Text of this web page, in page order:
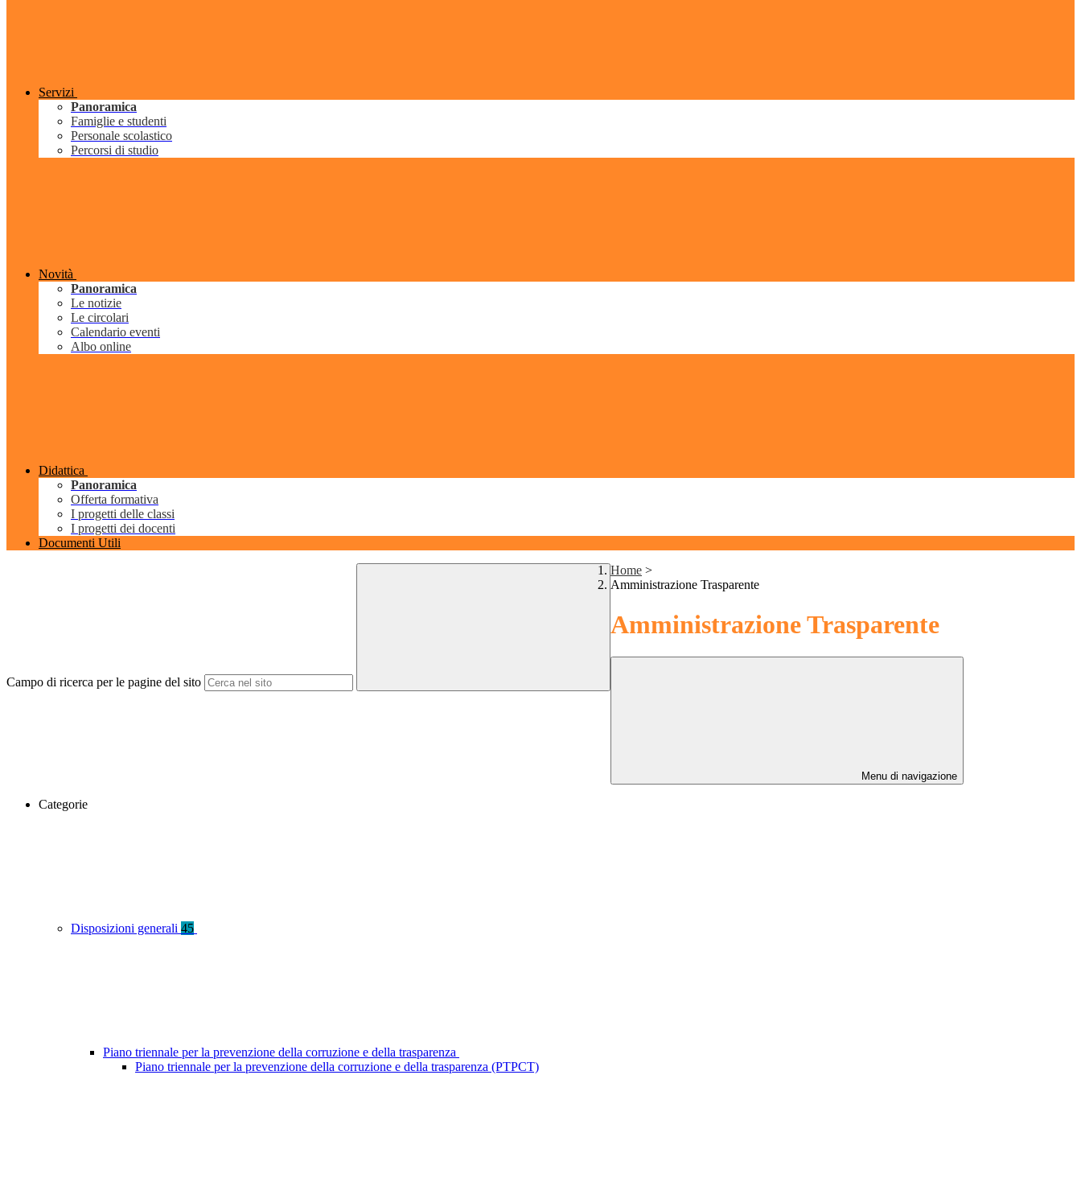
Servizi
Panoramica
Famiglie e studenti
Personale scolastico
Percorsi di studio
Novità
Panoramica
Le notizie
Le circolari
Calendario eventi
Albo online
Didattica
Panoramica
Offerta formativa
I progetti delle classi
I progetti dei docenti
Documenti Utili
Campo di ricerca per le pagine del sito
Home >
Amministrazione Trasparente
Amministrazione Trasparente
Menu di navigazione
Categorie
Disposizioni generali 45
Piano triennale per la prevenzione della corruzione e della trasparenza
Piano triennale per la prevenzione della corruzione e della trasparenza (PTPCT)